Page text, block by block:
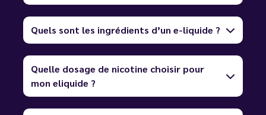
Quels sont les ingrédients d’un e-liquide ?
Quelle dosage de nicotine choisir pour
mon eliquide ?